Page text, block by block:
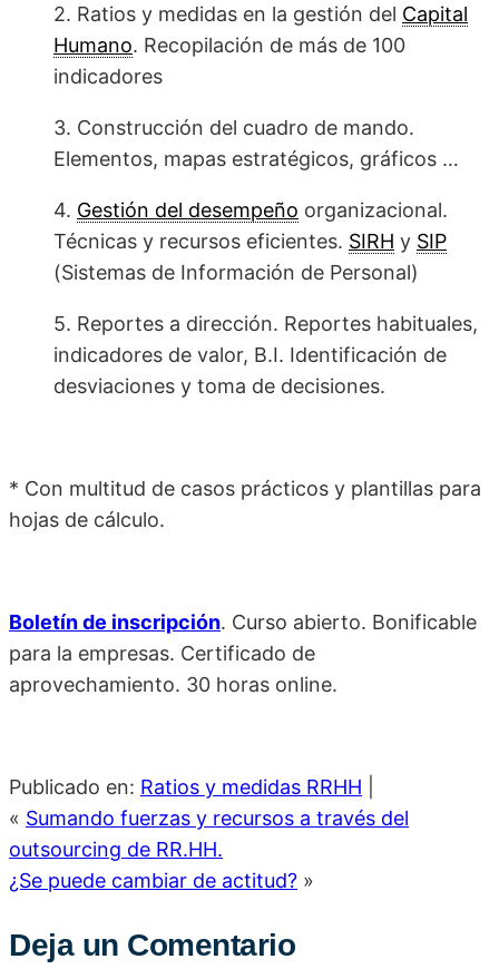
2. Ratios y medidas en la gestión del Capital
Humano. Recopilación de más de 100
indicadores
3. Construcción del cuadro de mando.
Elementos, mapas estratégicos, gráficos …
4. Gestión del desempeño organizacional.
Técnicas y recursos eficientes. SIRH y SIP
(Sistemas de Información de Personal)
5. Reportes a dirección. Reportes habituales,
indicadores de valor, B.I. Identificación de
desviaciones y toma de decisiones.
* Con multitud de casos prácticos y plantillas para
hojas de cálculo.
Boletín de inscripción. Curso abierto. Bonificable
para la empresas. Certificado de
aprovechamiento. 30 horas online.
Publicado en: Ratios y medidas RRHH
« Sumando fuerzas y recursos a través del
outsourcing de RR.HH.
¿Se puede cambiar de actitud? »
Deja un Comentario